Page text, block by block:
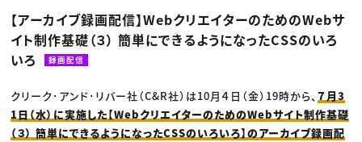
クリエイターインタビュー
C＆R Magazine
ニュース・トレンド トップ
Web
映像
ゲーム・エンタメ
広告
CREATIVE VILLAGEからのお知らせ
プロフェッショナル×つながる×メディア
【アーカイブ録画配信】WebクリエイターのためのWebサ
イト制作基礎（３） 簡単にできるようになったCSSのいろ
いろ
録画配信
クリーク･アンド･リバー社（C&R社）は10月４日（金）19時から、７月3
1日（水）に実施した【WebクリエイターのためのWebサイト制作基礎
（３） 簡単にできるようになったCSSのいろいろ】のアーカイブ録画配